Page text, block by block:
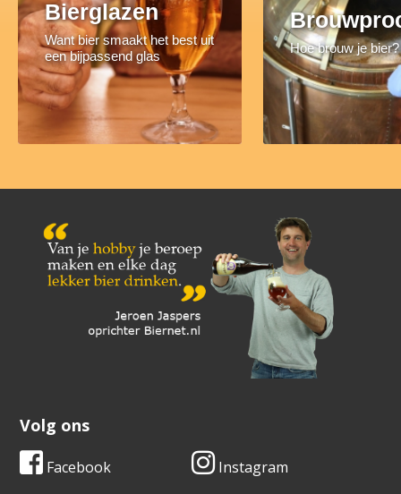
Bierglazen
Want bier smaakt het best uit
een bijpassend glas
Hoe brouw je bier?
Volg ons
Facebook Instagram